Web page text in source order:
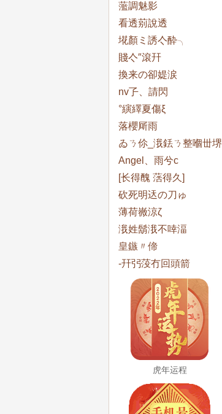
蘫調魅影
看透莂說透ゝ
埖顏ミ誘亽酔╮
賤亽″滾幵
換来の卻媞涙
nv孒、請閃
°縯繹夏傷ξ
落櫻厛雨
ゐㄋ伱_涐銩ㄋ整嗰丗堺
Angel、雨兮c
[长得醜 萿得久]
砍死明迗の刀ゅ
薄荷嶶涼ζ
涐姓鬍涐不啈湢
皇鏃〃偙
-幵弜莈冇回頭箭
虎年运程